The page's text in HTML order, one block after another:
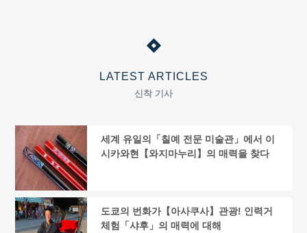
LATEST ARTICLES
신착 기사
세계 유일의「칠예 전문 미술관」에서 이
시카와현【와지마누리】의 매력을 찾다
도쿄의 번화가【아사쿠사】관광! 인력거
체험「샤후」의 매력에 대해